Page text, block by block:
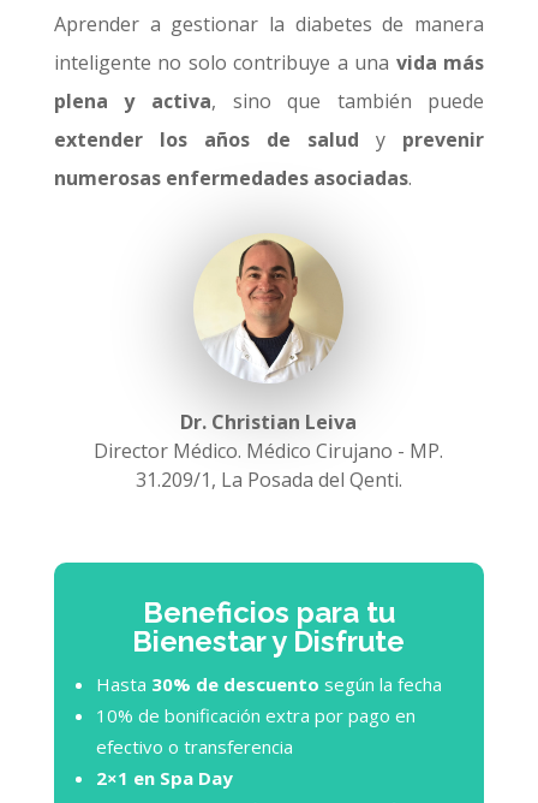
Aprender a gestionar la diabetes de manera
inteligente no solo contribuye a una vida más
plena y activa, sino que también puede
extender los años de salud y prevenir
numerosas enfermedades asociadas.
Dr. Christian Leiva
Director Médico. Médico Cirujano - MP.
31.209/1, La Posada del Qenti.
Beneficios para tu
Bienestar y Disfrute
Hasta 30% de descuento según la fecha
10% de bonificación extra por pago en
efectivo o transferencia
2×1 en Spa Day